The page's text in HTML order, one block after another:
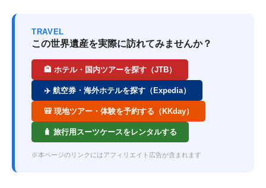
TRAVEL
この世界遺産を実際に訪れてみませんか？
🏨 ホテル・国内ツアーを探す（JTB）
✈️ 航空券・海外ホテルを探す（Expedia）
🎒 現地ツアー・体験を予約する（KKday）
🧳 旅行用スーツケースをレンタルする
※本ページのリンクにはアフィリエイト広告が含まれます